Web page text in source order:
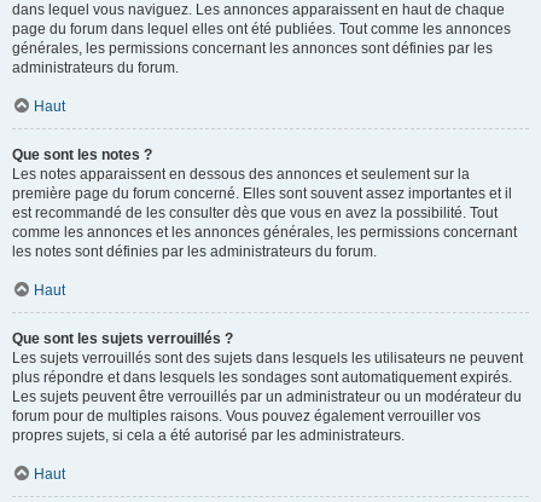
dans lequel vous naviguez. Les annonces apparaissent en haut de chaque
page du forum dans lequel elles ont été publiées. Tout comme les annonces
générales, les permissions concernant les annonces sont définies par les
administrateurs du forum.
Haut
Que sont les notes ?
Les notes apparaissent en dessous des annonces et seulement sur la
première page du forum concerné. Elles sont souvent assez importantes et il
est recommandé de les consulter dès que vous en avez la possibilité. Tout
comme les annonces et les annonces générales, les permissions concernant
les notes sont définies par les administrateurs du forum.
Haut
Que sont les sujets verrouillés ?
Les sujets verrouillés sont des sujets dans lesquels les utilisateurs ne peuvent
plus répondre et dans lesquels les sondages sont automatiquement expirés.
Les sujets peuvent être verrouillés par un administrateur ou un modérateur du
forum pour de multiples raisons. Vous pouvez également verrouiller vos
propres sujets, si cela a été autorisé par les administrateurs.
Haut